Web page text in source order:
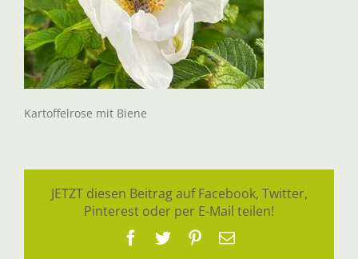
Kartoffelrose mit Biene
JETZT diesen Beitrag auf Facebook, Twitter,
Pinterest oder per E-Mail teilen!
Facebook
TwitterPinterest
E-